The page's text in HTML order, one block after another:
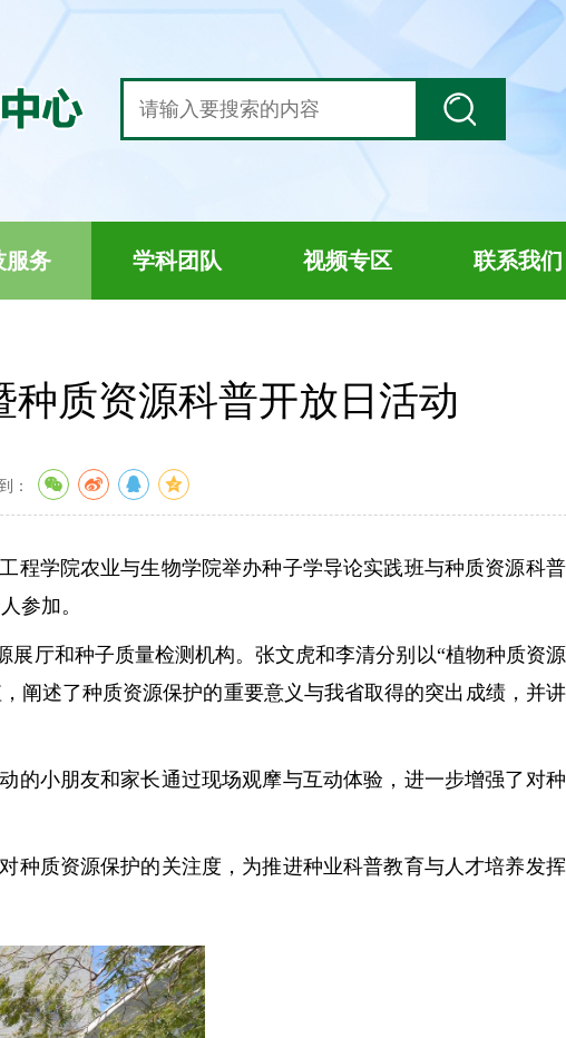
服务 学科团队 视频专区 联系我们
质资源科普开放日活动
：
学院农业与生物学院举办种子学导论实践班与种质资源科
参加。
厅和种子质量检测机构。张文虎和李清分别以“植物种质资
阐述了种质资源保护的重要意义与我省取得的突出成绩，并
小朋友和家长通过现场观摩与互动体验，进一步增强了对
质资源保护的关注度，为推进种业科普教育与人才培养发